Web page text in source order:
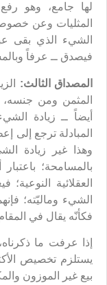
لها جامع، وهو
المثليات وعن
الشيء الذي بقى
فيصدق ــ عرفاً
المصداق الثالث:
المثمن ومن جنسه،
أيضاً ــ زيادة
المبادلة ترجع إلى
وهذا غير زيادة
بالمسامحة؛
العقلائية
الشيء وماليّته؛
فكأنّه يقال في
إذا عرفت ما
يستلزم تخصيص
بيع غير الموزون